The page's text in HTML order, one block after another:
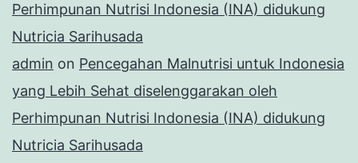
Perhimpunan Nutrisi Indonesia (INA) didukung
Nutricia Sarihusada
admin on Pencegahan Malnutrisi untuk Indonesia
yang Lebih Sehat diselenggarakan oleh
Perhimpunan Nutrisi Indonesia (INA) didukung
Nutricia Sarihusada